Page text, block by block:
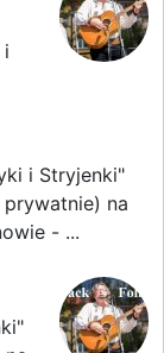
i
i Stryjenki"
na
- ...